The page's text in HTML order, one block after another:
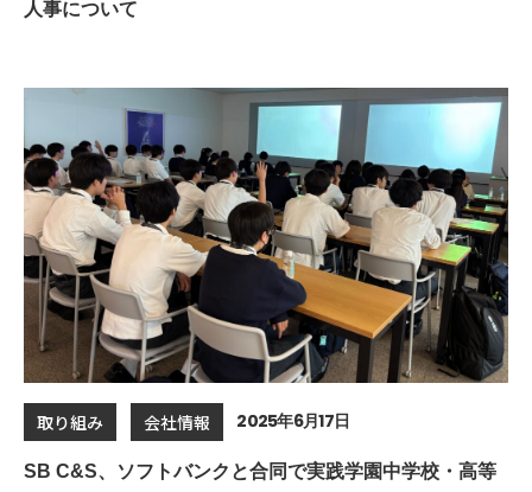
人事について
取り組み 会社情報 2025年6月17日
SB C&S、ソフトバンクと合同で実践学園中学校・高等